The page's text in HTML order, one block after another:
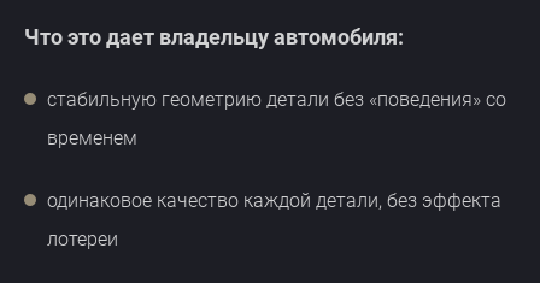
Что это дает владельцу автомобиля:
стабильную геометрию детали без «поведения» со
временем
одинаковое качество каждой детали, без эффекта
лотереи